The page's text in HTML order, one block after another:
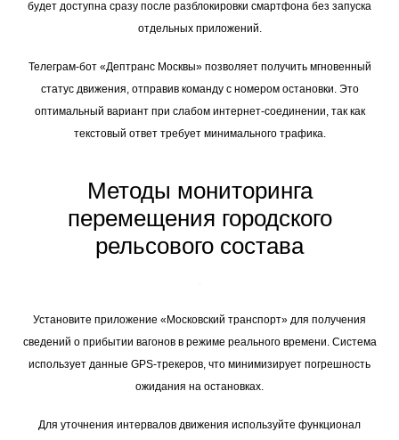
будет доступна сразу после разблокировки смартфона без запуска
отдельных приложений.
Телеграм-бот «Дептранс Москвы» позволяет получить мгновенный
статус движения, отправив команду с номером остановки. Это
оптимальный вариант при слабом интернет-соединении, так как
текстовый ответ требует минимального трафика.
Методы мониторинга
перемещения городского
рельсового состава
Установите приложение «Московский транспорт» для получения
сведений о прибытии вагонов в режиме реального времени. Система
использует данные GPS-трекеров, что минимизирует погрешность
ожидания на остановках.
Для уточнения интервалов движения используйте функционал